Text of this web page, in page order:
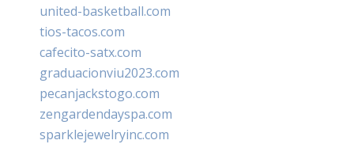
united-basketball.com
tios-tacos.com
cafecito-satx.com
graduacionviu2023.com
pecanjackstogo.com
zengardendayspa.com
sparklejewelryinc.com